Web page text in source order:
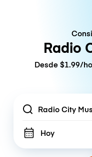
Radio
Desde $1.99/
Location
Hoy